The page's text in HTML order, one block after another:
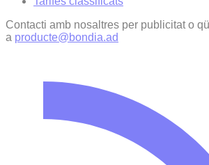
Contacti amb nosaltres per publicitat o
a producte@bondia.ad